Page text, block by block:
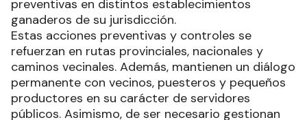
preventivas en distintos establecimientos
ganaderos de su jurisdicción.
Estas acciones preventivas y controles se
refuerzan en rutas provinciales, nacionales y
caminos vecinales. Además, mantienen un diálogo
permanente con vecinos, puesteros y pequeños
productores en su carácter de servidores
públicos. Asimismo, de ser necesario gestionan